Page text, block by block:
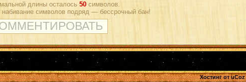
длины осталось 50 символов.
символов подряд — бессрочный бан!
Хостинг отuCoz